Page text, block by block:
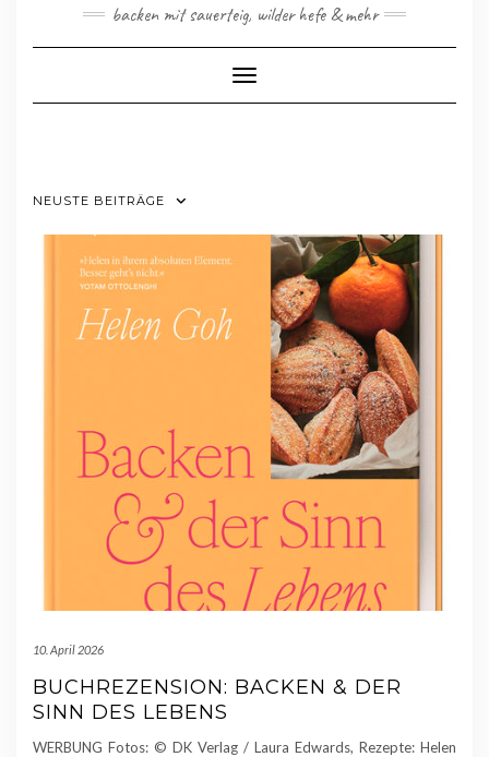
backen mit sauerteig, wilder hefe & mehr
Toggle Navigation
NEUSTE BEITRÄGE
10. April 2026
BUCHREZENSION: BACKEN & DER
SINN DES LEBENS
WERBUNG Fotos: © DK Verlag / Laura Edwards, Rezepte: Helen